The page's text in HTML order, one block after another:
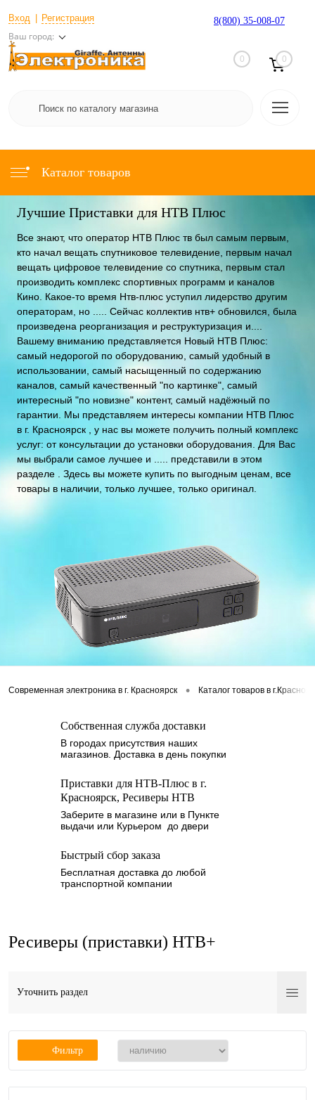
Вход Регистрация
Ваш город:
8(800) 35-008-07
0 0
Каталог товаров
Лучшие Приставки для НТВ Плюс
Все знают, что оператор НТВ Плюс тв был самым первым,
кто начал вещать спутниковое телевидение, первым начал
вещать цифровое телевидение со спутника, первым стал
производить комплекс спортивных программ и каналов
Кино. Какое-то время Нтв-плюс уступил лидерство другим
операторам, но ..... Сейчас коллектив нтв+ обновился, была
произведена реорганизация и реструктуризация и....
Вашему вниманию представляется Новый НТВ Плюс:
самый недорогой по оборудованию, самый удобный в
использовании, самый насыщенный по содержанию
каналов, самый качественный "по картинке", самый
интересный "по новизне" контент, самый надёжный по
гарантии. Мы представляем интересы компании НТВ Плюс
в г. Красноярск , у нас вы можете получить полный комплекс
услуг: от консультации до установки оборудования. Для Вас
мы выбрали самое лучшее и ..... представили в этом
разделе . Здесь вы можете купить по выгодным ценам, все
товары в наличии, только лучшее, только оригинал.
Современная электроника в г. Красноярск • Каталог товаров в
Собственная служба доставки
В городах присутствия наших
магазинов. Доставка в день покупки
Приставки для НТВ-Плюс в г.
Красноярск, Ресиверы НТВ
Заберите в магазине или в Пункте
выдачи или Курьером до двери
Быстрый сбор заказа
Бесплатная доставка до любой
транспортной компании
Ресиверы (приставки) НТВ+
Уточнить раздел
Фильтр